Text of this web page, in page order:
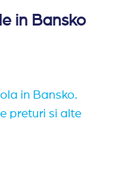
in Bansko
in Bansko.
preturi si alte